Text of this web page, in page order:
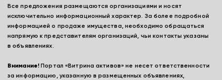
Все предложения размещаются организациями и носят
исключительно информационный характер. За более подробной
информацией о продаже имущества, необходимо обращаться
напрямую к представителям организаций, чьи контакты указаны
в объявлениях.
Внимание! Портал «Витрина активов» не несет ответственности
за информацию, указанную в размещенных объявлениях,